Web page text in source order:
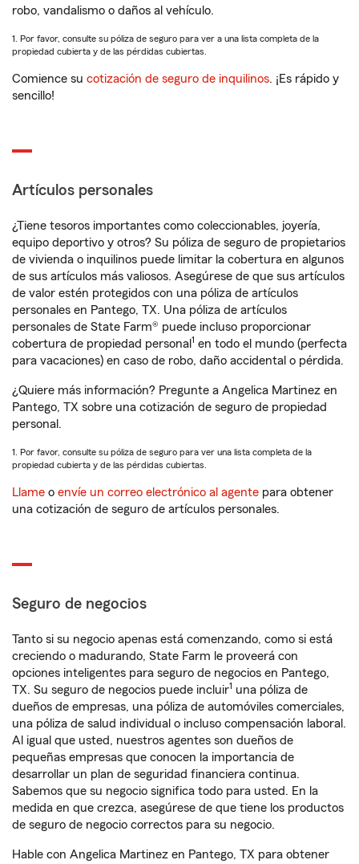
robo, vandalismo o daños al vehículo.
1. Por favor, consulte su póliza de seguro para ver a una lista completa de la
propiedad cubierta y de las pérdidas cubiertas.
Comience su cotización de seguro de inquilinos. ¡Es rápido y
sencillo!
Artículos personales
¿Tiene tesoros importantes como coleccionables, joyería,
equipo deportivo y otros? Su póliza de seguro de propietarios
de vivienda o inquilinos puede limitar la cobertura en algunos
de sus artículos más valiosos. Asegúrese de que sus artículos
de valor estén protegidos con una póliza de artículos
personales en Pantego, TX. Una póliza de artículos
personales de State Farm® puede incluso proporcionar
cobertura de propiedad personal 1 en todo el mundo (perfecta
para vacaciones) en caso de robo, daño accidental o pérdida.
¿Quiere más información? Pregunte a Angelica Martinez en
Pantego, TX sobre una cotización de seguro de propiedad
personal.
1. Por favor, consulte su póliza de seguro para ver una lista completa de la
propiedad cubierta y de las pérdidas cubiertas.
Llame o envíe un correo electrónico al agente para obtener
una cotización de seguro de artículos personales.
Seguro de negocios
Tanto si su negocio apenas está comenzando, como si está
creciendo o madurando, State Farm le proveerá con
opciones inteligentes para seguro de negocios en Pantego,
TX. Su seguro de negocios puede incluir1 una póliza de
dueños de empresas, una póliza de automóviles comerciales,
una póliza de salud individual o incluso compensación laboral.
Al igual que usted, nuestros agentes son dueños de
pequeñas empresas que conocen la importancia de
desarrollar un plan de seguridad financiera continua.
Sabemos que su negocio significa todo para usted. En la
medida en que crezca, asegúrese de que tiene los productos
de seguro de negocio correctos para su negocio.
Hable con Angelica Martinez en Pantego, TX para obtener